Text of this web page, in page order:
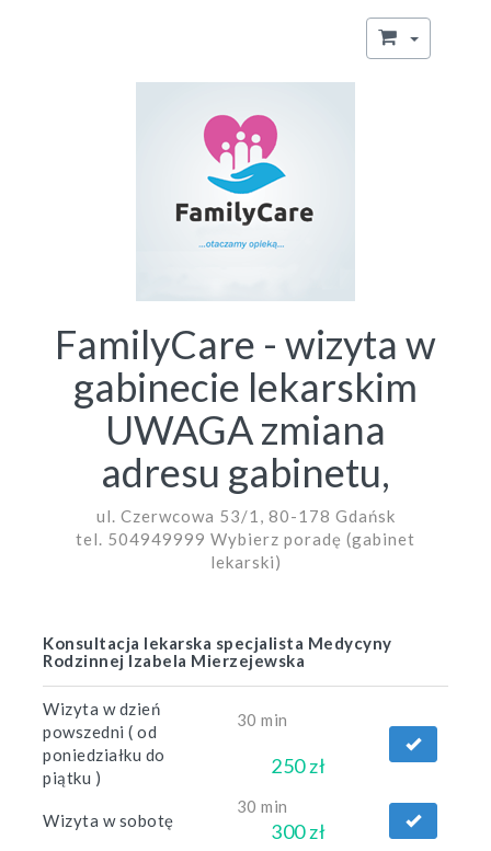
FamilyCare - wizyta w
gabinecie lekarskim
UWAGA zmiana
adresu gabinetu,
ul. Czerwcowa 53/1, 80-178 Gdańsk
tel. 504949999 Wybierz poradę (gabinet
lekarski)
Konsultacja lekarska specjalista Medycyny
Rodzinnej Izabela Mierzejewska
Wizyta w dzień
powszedni ( od
poniedziałku do
piątku )
30 min
250 zł
Wizyta w sobotę
30 min
300 zł